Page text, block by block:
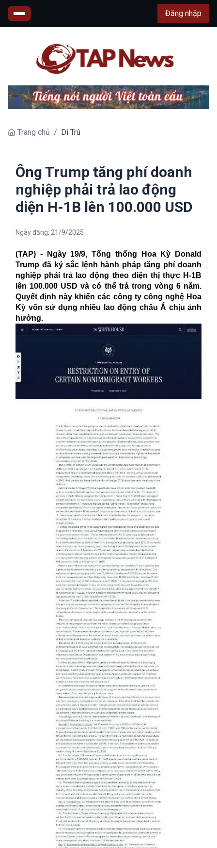
Đăng nhập
Trang chủ / Di Trú
Ông Trump tăng phí doanh
nghiệp phải trả lao động
diện H-1B lên 100.000 USD
Ngày đăng: 21/9/2025
(TAP) - Ngày 19/9, Tổng thống Hoa Kỳ Donald
Trump đã ký sắc lệnh hành pháp tăng phí doanh
nghiệp phải trả lao động theo diện thị thực H-1B
lên 100.000 USD và có thể trả trong vòng 6 năm.
Quyết định này khiến các công ty công nghệ Hoa
Kỳ vốn sử dụng nhiều lao động châu Á chịu ảnh
hưởng.